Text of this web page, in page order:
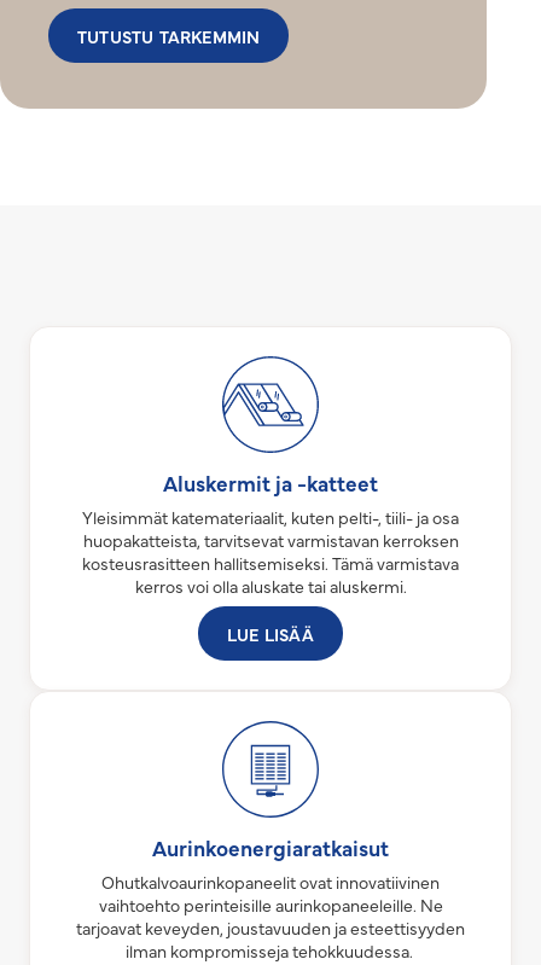
TUTUSTU TARKEMMIN
Aluskermit ja -katteet
Yleisimmät katemateriaalit, kuten pelti-, tiili- ja osa
huopakatteista, tarvitsevat varmistavan kerroksen
kosteusrasitteen hallitsemiseksi. Tämä varmistava
kerros voi olla aluskate tai aluskermi.
LUE LISÄÄ
Aurinkoenergiaratkaisut
Ohutkalvoaurinkopaneelit ovat innovatiivinen
vaihtoehto perinteisille aurinkopaneeleille. Ne
tarjoavat keveyden, joustavuuden ja esteettisyyden
ilman kompromisseja tehokkuudessa.